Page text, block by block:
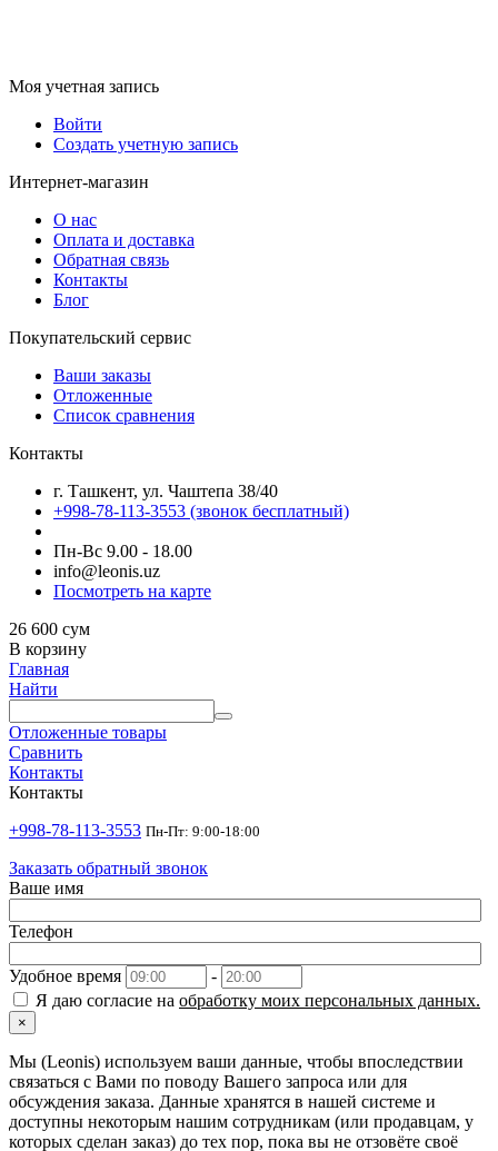
Моя учетная запись
Войти
Создать учетную запись
Интернет-магазин
О нас
Оплата и доставка
Обратная связь
Контакты
Блог
Покупательский сервис
Ваши заказы
Отложенные
Список сравнения
Контакты
г. Ташкент, ул. Чаштепа 38/40
+998-78-113-3553 (звонок бесплатный)
Пн-Вс 9.00 - 18.00
info@leonis.uz
Посмотреть на карте
26 600 сум
В корзину
Главная
Найти
Отложенные товары
Сравнить
Контакты
Контакты
+998-78-113-3553 Пн-Пт: 9:00-18:00
Заказать обратный звонок
Ваше имя
Телефон
Удобное время
-
Я даю согласие на обработку моих персональных данных.
×
Мы (Leonis) используем ваши данные, чтобы впоследствии
связаться с Вами по поводу Вашего запроса или для
обсуждения заказа. Данные хранятся в нашей системе и
доступны некоторым нашим сотрудникам (или продавцам, у
которых сделан заказ) до тех пор, пока вы не отзовёте своё